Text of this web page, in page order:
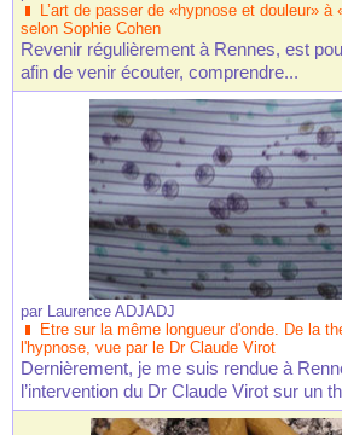
L’art de passer de «hypnose et douleur»
selon Sophie Cohen
Revenir régulièrement à Rennes, est
afin de venir écouter, comprendre...
par Laurence ADJADJ
Etre sur la même longueur d'onde. De la
l'hypnose, vue par le Dr Claude Virot
Dernièrement, je me suis rendue à
l’intervention du Dr Claude Virot sur un